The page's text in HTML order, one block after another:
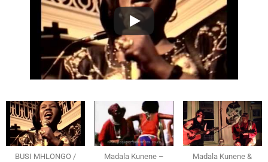
BUSI MHLONGO /
Madala Kunene –
Madala Kunene &